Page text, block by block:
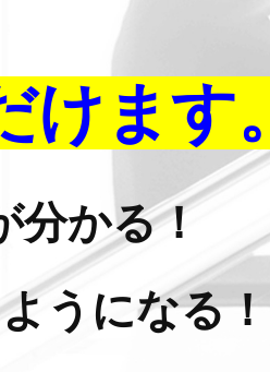
ます。
分かる！
うになる！